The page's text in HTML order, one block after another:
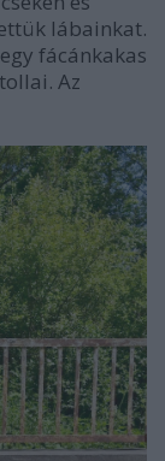
lábainkat.
fácánkakas
Az